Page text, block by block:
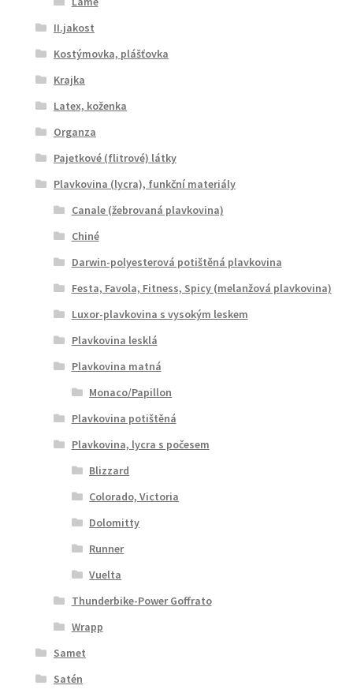
II.jakost
Kostýmovka, plášťovka
Krajka
Latex, koženka
Organza
Pajetkové (flitrové) látky
Plavkovina (lycra), funkční materiály
Canale (žebrovaná plavkovina)
Chiné
Darwin-polyesterová potištěná plavkovina
Festa, Favola, Fitness, Spicy (melanžová plavkovina)
Luxor-plavkovina s vysokým leskem
Plavkovina lesklá
Plavkovina matná
Monaco/Papillon
Plavkovina potištěná
Plavkovina, lycra s počesem
Blizzard
Colorado, Victoria
Dolomitty
Runner
Vuelta
Thunderbike-Power Goffrato
Wrapp
Samet
Satén